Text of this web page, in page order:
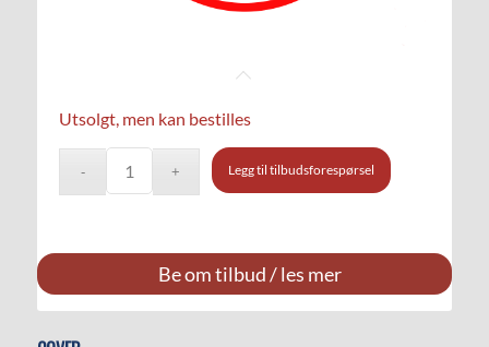
Utsolgt, men kan bestilles
Legg til tilbudsforespørsel
Be om tilbud / les mer